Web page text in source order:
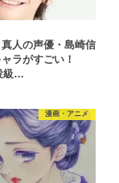
真人の声優・島崎信
ラがすごい！
級…
漫画・アニメ